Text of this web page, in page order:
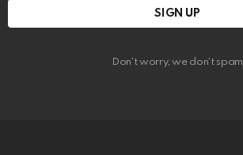
Don't worry, we don't spam